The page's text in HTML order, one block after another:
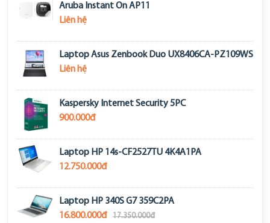
Aruba Instant On AP11
Liên hệ
Laptop Asus Zenbook Duo UX8406CA-PZ109WS
Liên hệ
Kaspersky Internet Security 5PC
900.000đ
Laptop HP 14s-CF2527TU 4K4A1PA
12.750.000đ
Laptop HP 340S G7 359C2PA
16.800.000đ
17.350.000đ